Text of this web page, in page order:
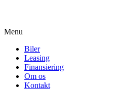
Menu
Biler
Leasing
Finansiering
Om os
Kontakt